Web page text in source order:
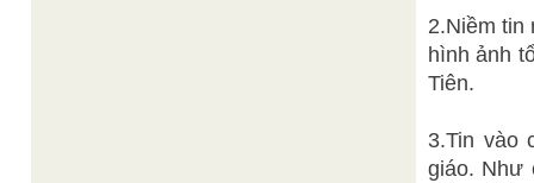
2.Niềm tin
hình ảnh
Tiên.
3.Tin vào
giáo. Như